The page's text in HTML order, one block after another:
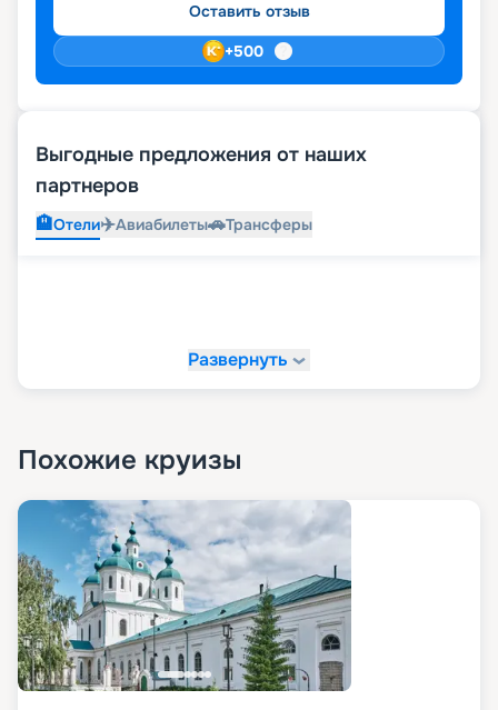
Оставить отзыв
+500
Выгодные предложения от наших
партнеров
🏨Отели✈️Авиабилеты🚗Трансферы
Развернуть
Похожие круизы